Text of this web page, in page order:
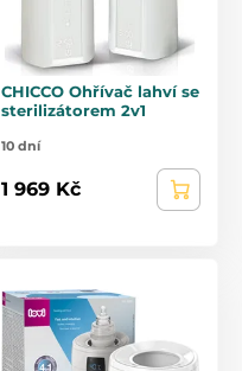
CHICCO Ohřívač lahví se
sterilizátorem 2v1
10 dní
1 969 Kč